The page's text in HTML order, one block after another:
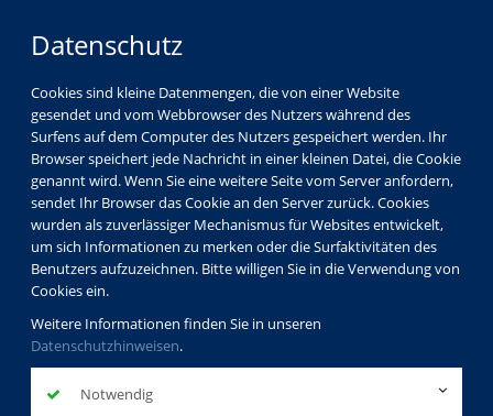
Datenschutz
Cookies sind kleine Datenmengen, die von einer Website
gesendet und vom Webbrowser des Nutzers während des
Surfens auf dem Computer des Nutzers gespeichert werden. Ihr
Browser speichert jede Nachricht in einer kleinen Datei, die Cookie
genannt wird. Wenn Sie eine weitere Seite vom Server anfordern,
sendet Ihr Browser das Cookie an den Server zurück. Cookies
wurden als zuverlässiger Mechanismus für Websites entwickelt,
um sich Informationen zu merken oder die Surfaktivitäten des
Benutzers aufzuzeichnen. Bitte willigen Sie in die Verwendung von
Cookies ein.
Weitere Informationen finden Sie in unseren
Datenschutzhinweisen.
Notwendig